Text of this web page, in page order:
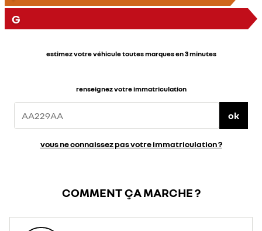
G
estimez votre véhicule toutes marques en 3 minutes
renseignez votre immatriculation
ok
vous ne connaissez pas votre immatriculation ?
COMMENT ÇA MARCHE ?